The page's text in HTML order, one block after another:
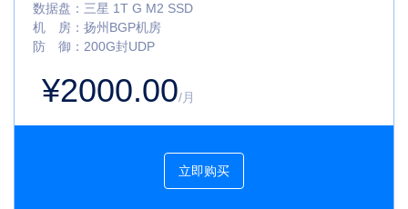
数据盘： 三星 1T G M2 SSD
机 房： 扬州BGP机房
防 御： 200G封UDP
¥2000.00/月
立即购买